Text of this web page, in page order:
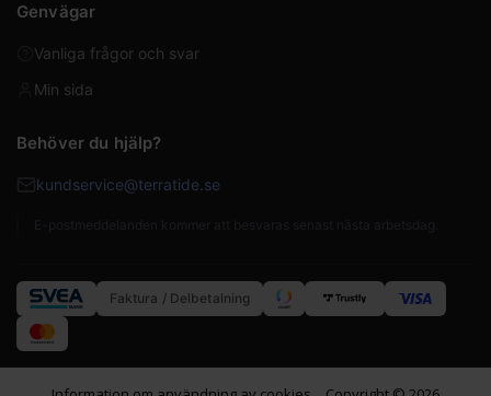
Genvägar
Vanliga frågor och svar
Min sida
Behöver du hjälp?
kundservice@terratide.se
Faktura / Delbetalning